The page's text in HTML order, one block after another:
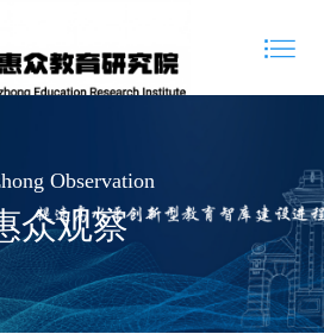
Observation
众观察